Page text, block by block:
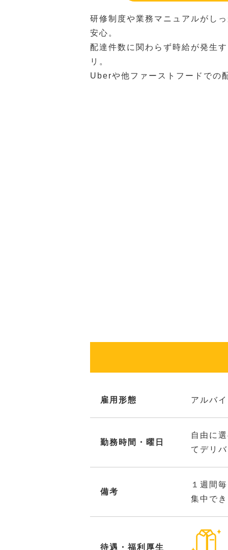
研修制度や業務マニュアルがし
安心。
配達件数に関わらず時給が発生
リ。
Uberや他ファーストフードでの
雇用形態 アルバ
勤務時間・曜日
自由に
てデリ
備考
１週間
集中で
待遇・福利厚生